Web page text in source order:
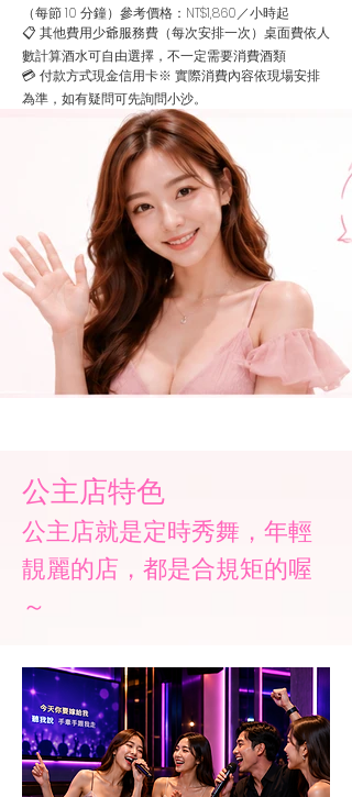
（每節 10 分鐘）參考價格：NT$1,860／小時起
📋 其他費用少爺服務費（每次安排一次）桌面費依人
數計算酒水可自由選擇，不一定需要消費酒類
💳 付款方式現金信用卡※ 實際消費內容依現場安排
為準，如有疑問可先詢問小沙。
公主店特色
​公主店就是定時秀舞，年輕
靚麗的店，都是合規矩的喔
～